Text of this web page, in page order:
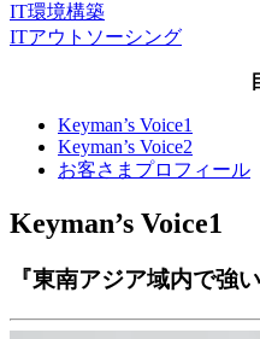
IT環境構築
ITアウトソーシング
Keyman’s Voice1
Keyman’s Voice2
お客さまプロフィール
Keyman’s Voice1
『東南アジア域内で強